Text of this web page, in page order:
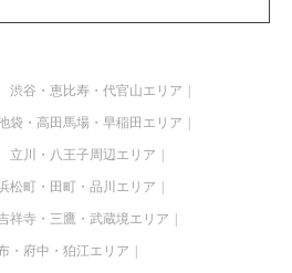
渋谷・恵比寿・代官山エリア
袋・高田馬場・早稲田エリア
立川・八王子周辺エリア
松町・田町・品川エリア
祥寺・三鷹・武蔵境エリア
・府中・狛江エリア